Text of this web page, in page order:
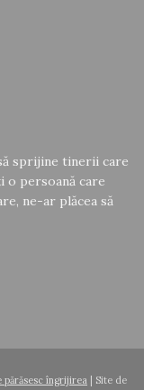
sprijine tinerii care
o persoană care
ne-ar plăcea să
îngrijirea | Site de